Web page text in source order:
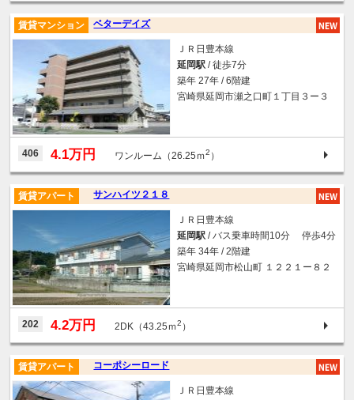
ベターデイズ
賃貸マンション
ＪＲ日豊本線
延岡駅 / 徒歩7分
築年 27年 / 6階建
宮崎県延岡市瀬之口町１丁目３ー３
406 4.1万円 ワンルーム（26.25ｍ2 ）
サンハイツ２１８
賃貸アパート
ＪＲ日豊本線
延岡駅 / バス乗車時間10分 停歩4分
築年 34年 / 2階建
宮崎県延岡市松山町 １２２１ー８２
202 4.2万円 2DK（43.25ｍ2 ）
コーポシーロード
賃貸アパート
ＪＲ日豊本線